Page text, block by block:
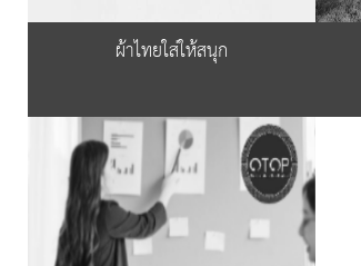
ผ้าไทยใส่ให้สนุก